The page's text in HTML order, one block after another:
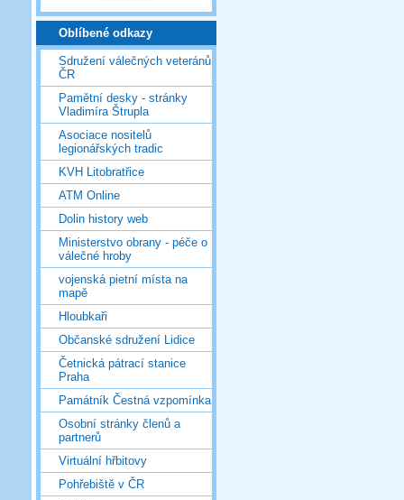
Oblíbené odkazy
Sdružení válečných veteránů
ČR
Pamětní desky - stránky
Vladimíra Štrupla
Asociace nositelů
legionářských tradic
KVH Litobratřice
ATM Online
Dolin history web
Ministerstvo obrany - péče o
válečné hroby
vojenská pietní místa na
mapě
Hloubkaři
Občanské sdružení Lidice
Četnická pátrací stanice
Praha
Památník Čestná vzpomínka
Osobní stránky členů a
partnerů
Virtuální hřbitovy
Pohřebiště v ČR